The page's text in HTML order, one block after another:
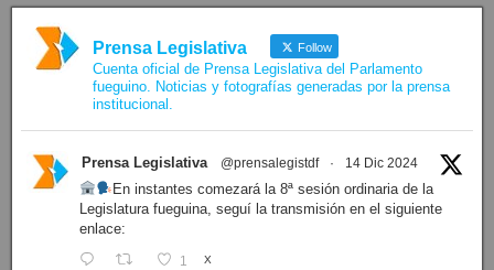
Prensa Legislativa Follow
Cuenta oficial de Prensa Legislativa del Parlamento
fueguino. Noticias y fotografías generadas por la prensa
institucional.
Prensa Legislativa @prensalegistdf · 14 Dic 2024
En instantes comezará la 8ª sesión ordinaria de la
Legislatura fueguina, seguí la transmisión en el siguiente
enlace:
1 X